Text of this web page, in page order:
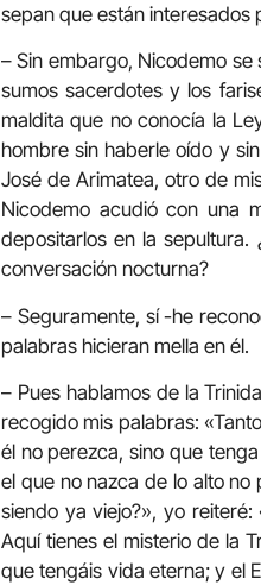
sepan que están interesados
– Sin embargo, Nicodemo
sumos sacerdotes y los
maldita que no conocía la
hombre sin haberle oído y
José de Arimatea, otro de
Nicodemo acudió con una
depositarlos en la
conversación nocturna?
– Seguramente, sí -he
palabras hicieran mella en él.
– Pues hablamos de la
recogido mis palabras:
él no perezca, sino que
el que no nazca de lo alto
siendo ya viejo?», yo
Aquí tienes el misterio de la
que tengáis vida eterna; y el